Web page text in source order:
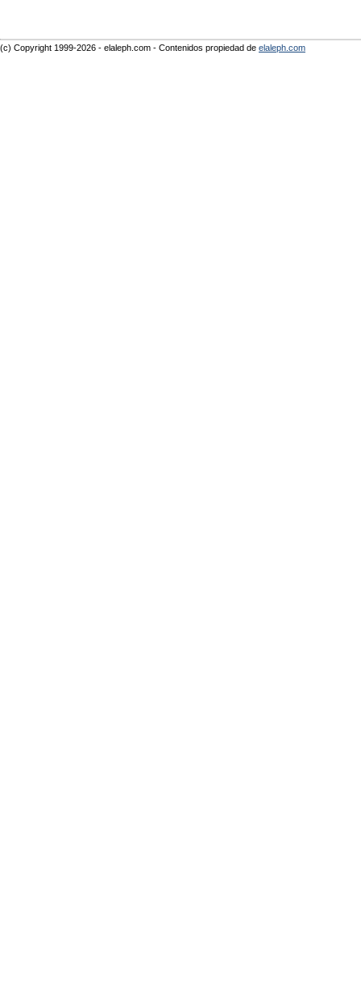
(c) Copyright 1999-2026 - elaleph.com - Contenidos propiedad de elaleph.com